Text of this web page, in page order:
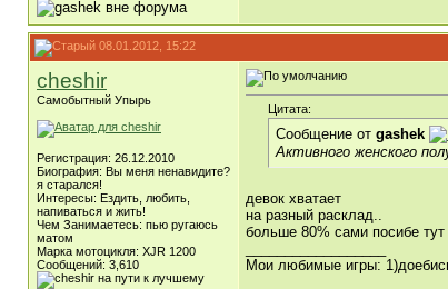
08.01.2012, 15:22
cheshir
Самобытный Упырь
Регистрация: 26.12.2010
Биография: Вы меня ненавидите?
я старался!
Интересы: Ездить, любить,
напиваться и жить!
Чем Занимаетесь: пью ругаюсь
матом
Марка мотоцикля: XJR 1200
Сообщений: 3,610
Цитата:
Сообщение от gashek
Активного женского
девок хватает
на разный расклад..
больше 80% сами посибе
Мои любимые игры: